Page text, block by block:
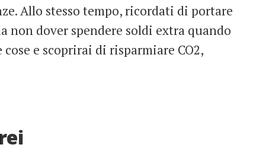
Allo stesso tempo, ricordati di portare
non dover spendere soldi extra quando
e scoprirai di risparmiare CO2,